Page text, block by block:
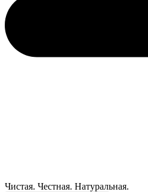
Чистая. Честная. Натуральная.